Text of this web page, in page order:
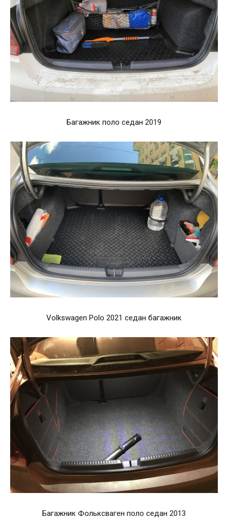
Багажник поло седан 2019
Volkswagen Polo 2021 седан багажник
Багажник Фольксваген поло седан 2013